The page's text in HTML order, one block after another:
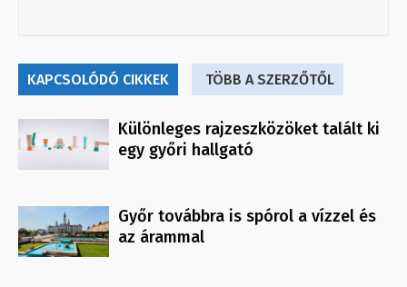
KAPCSOLÓDÓ CIKKEK TÖBB A SZERZŐTŐL
Különleges rajzeszközöket talált ki
egy győri hallgató
Győr továbbra is spórol a vízzel és
az árammal